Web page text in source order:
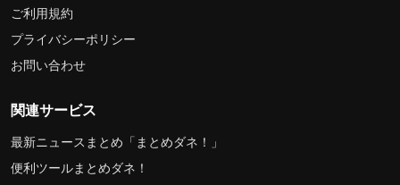
ご利用規約
プライバシーポリシー
お問い合わせ
関連サービス
最新ニュースまとめ「まとめダネ！」
便利ツールまとめダネ！